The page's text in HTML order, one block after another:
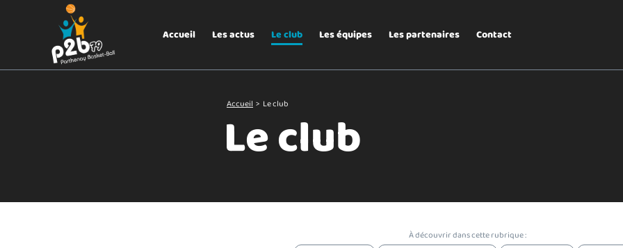
P2B79
Accueil Les actus Le club Les équipes Les partenaires Contact
Accueil > Le club
Le club
À découvrir dans cette rubrique :